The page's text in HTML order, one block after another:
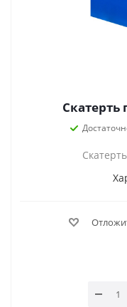
Скатерть